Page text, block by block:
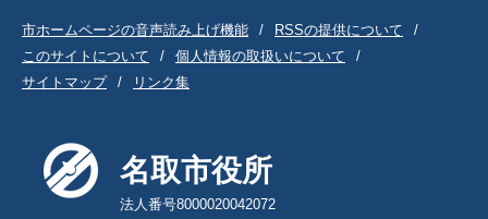
市ホームページの音声読み上げ機能
RSSの提供について
このサイトについて
個人情報の取扱いについて
サイトマップ
リンク集
名取市役所
法人番号8000020042072